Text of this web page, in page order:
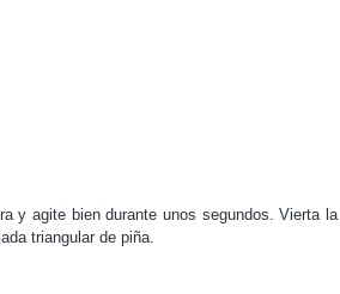
y agite bien durante unos segundos. Vierta la
triangular de piña.